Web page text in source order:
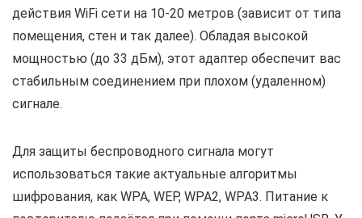
действия WiFi сети на 10-20 метров (зависит от типа
помещения, стен и так далее). Обладая высокой
мощностью (до 33 дБм), этот адаптер обеспечит вас
стабильным соединением при плохом (удаленном)
сигнале.
Для защиты беспроводного сигнала могут
использоваться такие актуальные алгоритмы
шифрования, как WPA, WEP, WPA2, WPA3. Питание к